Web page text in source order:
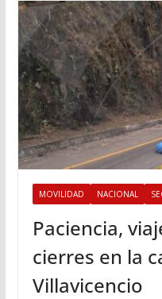
MOVILIDAD NACIONAL
Paciencia,
cierres en la
Villavicencio